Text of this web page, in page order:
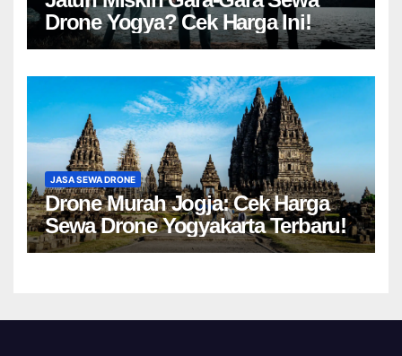
Drone Yogya? Cek Harga Ini!
JASA SEWA DRONE
Drone Murah Jogja: Cek Harga
Sewa Drone Yogyakarta Terbaru!